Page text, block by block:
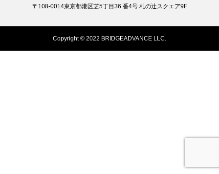
〒108-0014東京都港区芝5丁目36 番4号 札の辻スクエア9F
Copyright © 2022 BRIDGEADVANCE LLC.